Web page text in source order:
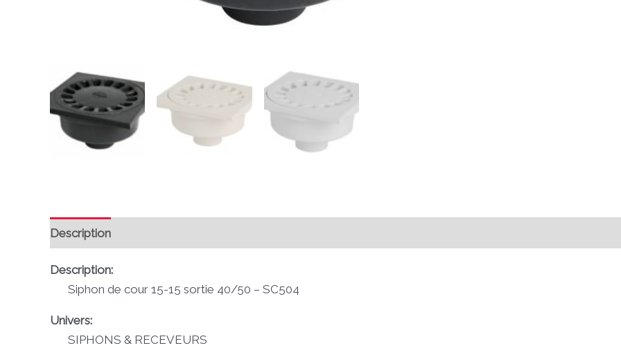
Description
Description:
Siphon de cour 15-15 sortie 40/50 – SC504
Univers:
SIPHONS & RECEVEURS